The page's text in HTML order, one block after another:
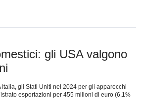
gli USA valgono
Italia, gli Stati Uniti nel 2024 per gli apparecchi
esportazioni per 455 milioni di euro (6,1%